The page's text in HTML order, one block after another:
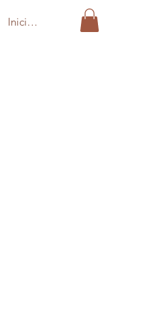
Iniciar sesión